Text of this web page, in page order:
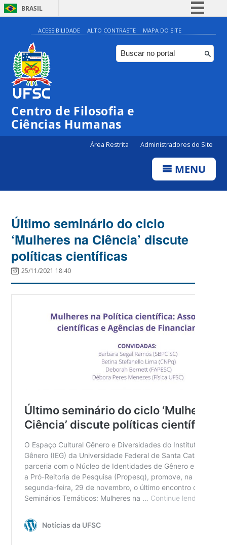
BRASIL
Simplifique!
Comunica BR
Participe
ACESSIBILIDADE ALTO CONTRASTE MAPA DO SITE
Centro de Filosofia e
Ciências Humanas
Área Restrita Administradores do Site
MENU
Último seminário do ciclo
‘Mulheres na Ciência’ discute
políticas científicas
25/11/2021 18:40